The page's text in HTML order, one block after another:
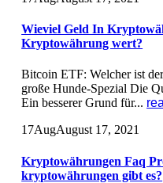
Wieviel Geld In
Kryptowährung wert?
Bitcoin ETF: Welcher ist
große Hunde-Spezial Die
Ein besserer Grund für...
17AugAugust 17, 2021
Kryptowährungen Faq
kryptowährungen gibt es?